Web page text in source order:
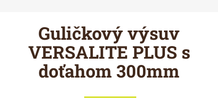
Guličkový výsuv
VERSALITE PLUS s
doťahom 300mm